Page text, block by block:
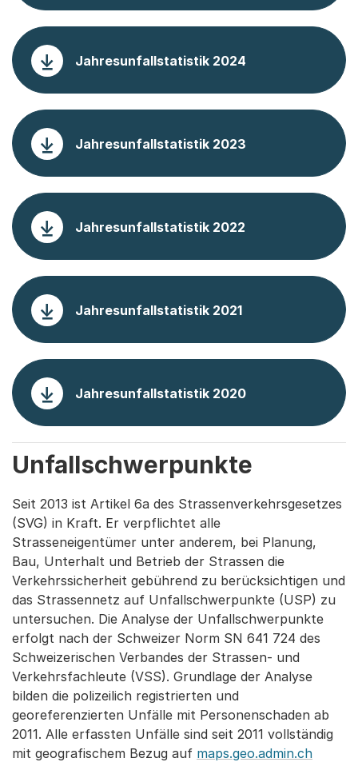
Jahresunfallstatistik 2024
Jahresunfallstatistik 2023
Jahresunfallstatistik 2022
Jahresunfallstatistik 2021
Jahresunfallstatistik 2020
Unfallschwerpunkte
Seit 2013 ist Artikel 6a des Strassenverkehrsgesetzes
(SVG) in Kraft. Er verpflichtet alle
Strasseneigentümer unter anderem, bei Planung,
Bau, Unterhalt und Betrieb der Strassen die
Verkehrssicherheit gebührend zu berücksichtigen und
das Strassennetz auf Unfallschwerpunkte (USP) zu
untersuchen. Die Analyse der Unfallschwerpunkte
erfolgt nach der Schweizer Norm SN 641 724 des
Schweizerischen Verbandes der Strassen- und
Verkehrsfachleute (VSS). Grundlage der Analyse
bilden die polizeilich registrierten und
georeferenzierten Unfälle mit Personenschaden ab
2011. Alle erfassten Unfälle sind seit 2011 vollständig
mit geografischem Bezug auf maps.geo.admin.ch